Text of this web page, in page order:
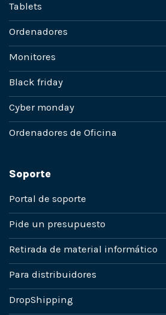
Tablets
Ordenadores
Monitores
Black friday
Cyber monday
Ordenadores de Oficina
Soporte
Portal de soporte
Pide un presupuesto
Retirada de material informático
Para distribuidores
DropShipping